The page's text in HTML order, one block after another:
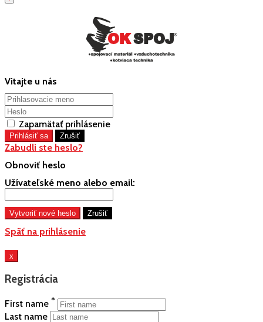
Vitajte u nás
Zapamätať prihlásenie
Zabudli ste heslo?
Obnoviť heslo
Užívateľské meno alebo email:
Späť na prihlásenie
x
Registrácia
First name *
Last name